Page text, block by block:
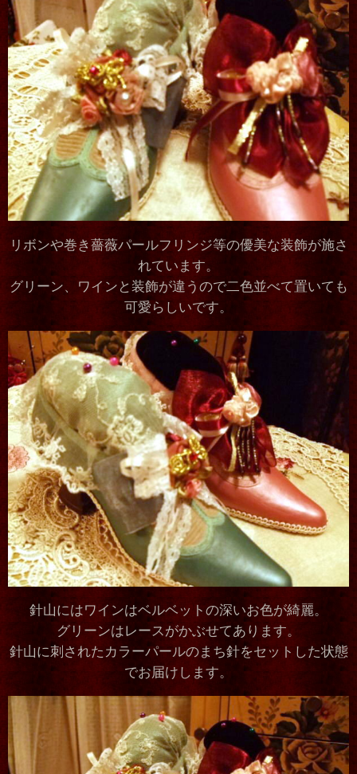
リボンや巻き薔薇パールフリンジ等の優美な装飾が施さ
れています。
グリーン、ワインと装飾が違うので二色並べて置いても
可愛らしいです。
針山にはワインはベルベットの深いお色が綺麗。
グリーンはレースがかぶせてあります。
針山に刺されたカラーパールのまち針をセットした状態
でお届けします。